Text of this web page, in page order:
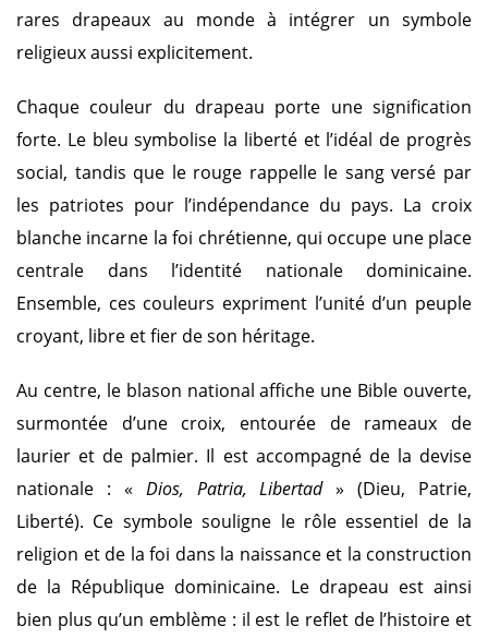
rares drapeaux au monde à intégrer un symbole
religieux aussi explicitement.
Chaque couleur du drapeau porte une signification
forte. Le bleu symbolise la liberté et l’idéal de progrès
social, tandis que le rouge rappelle le sang versé par
les patriotes pour l’indépendance du pays. La croix
blanche incarne la foi chrétienne, qui occupe une place
centrale dans l’identité nationale dominicaine.
Ensemble, ces couleurs expriment l’unité d’un peuple
croyant, libre et fier de son héritage.
Au centre, le blason national affiche une Bible ouverte,
surmontée d’une croix, entourée de rameaux de
laurier et de palmier. Il est accompagné de la devise
nationale : « Dios, Patria, Libertad» (Dieu, Patrie,
Liberté). Ce symbole souligne le rôle essentiel de la
religion et de la foi dans la naissance et la construction
de la République dominicaine. Le drapeau est ainsi
bien plus qu’un emblème : il est le reflet de l’histoire et